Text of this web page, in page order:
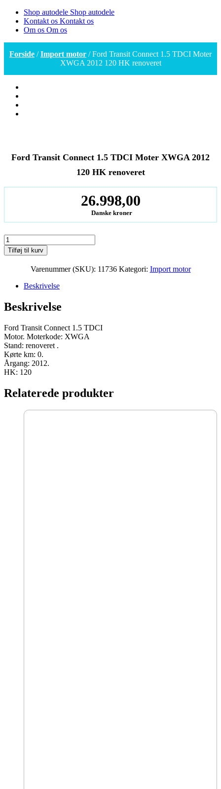
Shop autodele Shop autodele
Kontakt os Kontakt os
Om os Om os
Forside /Import motor / Ford Transit Connect 1.5 TDCI Moter
XWGA 2012 120 HK renoveret
Ford Transit Connect 1.5 TDCI Moter XWGA 2012
120 HK renoveret
26.998,00
Danske kroner
Ford
Transit
Connect
XWGA
120
renoveret
antal
Tilføj til kurv
Varenummer (SKU): 11736 Kategori: Import motor
Beskrivelse
Beskrivelse
Ford Transit Connect 1.5 TDCI
Motor. Moterkode: XWGA
Stand: renoveret .
Kørte km: 0.
Årgang: 2012.
HK: 120
Relaterede produkter